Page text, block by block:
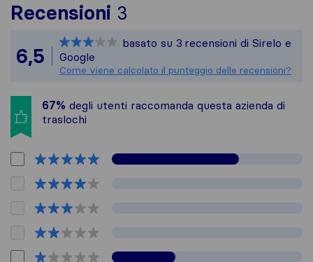
Recensioni 3
Tutte le recensioni
6,5
basato su 3 recensioni di Sirelo e
Google
Come viene calcolato il punteggio delle recensioni?
67% degli utenti raccomanda questa azienda di
traslochi